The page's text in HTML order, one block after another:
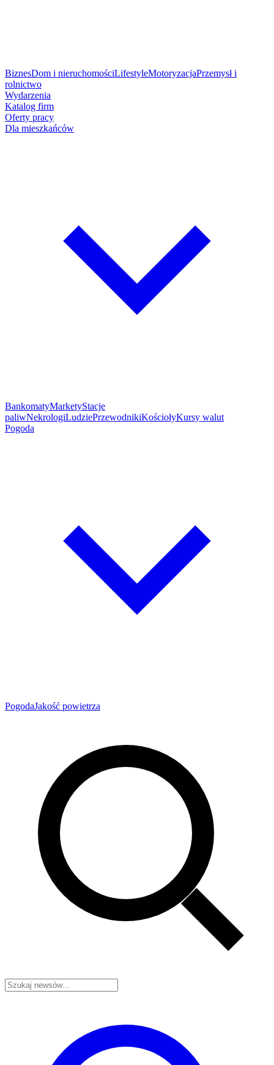
BiznesDom i nieruchomościLifestyleMotoryzacjaPrzemysł i
rolnictwo
Wydarzenia
Katalog firm
Oferty pracy
Dla mieszkańców
BankomatyMarketyStacje
paliwNekrologiLudziePrzewodnikiKościołyKursy walut
Pogoda
PogodaJakość powietrza